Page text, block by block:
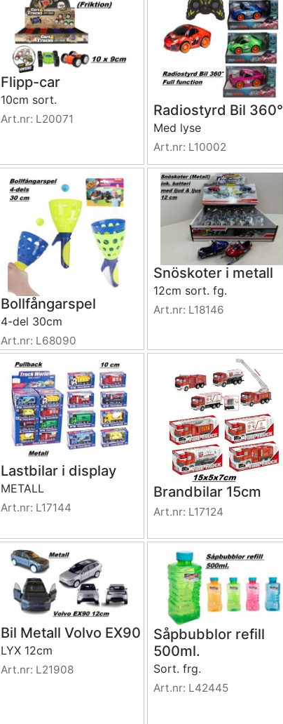
Flipp-car
10cm sort.
Art.nr: L20071
Radiostyrd Bil 360°
Med lyse
Art.nr: L10002
Bollfångarspel
4-del 30cm
Art.nr: L68090
Snöskoter i metall
12cm sort. fg.
Art.nr: L18146
Lastbilar i display
METALL
Art.nr: L17144
Brandbilar 15cm
Art.nr: L17124
Bil Metall Volvo EX90
LYX 12cm
Art.nr: L21908
Såpbubblor refill
500ml.
Sort. frg.
Art.nr: L42445